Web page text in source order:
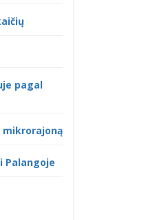
pagal
Palangoje